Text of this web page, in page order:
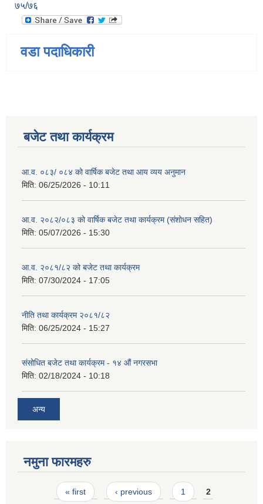
७५/७६
वडा पदाधिकारी
बजेट तथा कार्यक्रम
आ.व. ०८३/ ०८४ को वार्षिक बजेट तथा आय व्यय अनुमान
मिति: 06/25/2026 - 10:11
आ.व. २०८२/०८३ को वार्षिक बजेट तथा कार्यक्रम (संशोधन सहित)
मिति: 05/07/2026 - 15:30
आ.व. २०८१/८२ को बजेट तथा कार्यक्रम
मिति: 07/30/2024 - 17:05
नीति तथा कार्यक्रम २०८१/८२
मिति: 06/25/2024 - 15:27
संसोधित बजेट तथा कार्यक्रम - १४ औं नगरसभा
मिति: 02/18/2024 - 10:18
अन्य
नमुना फारमहरु
Pages« first ‹ previous 1 2